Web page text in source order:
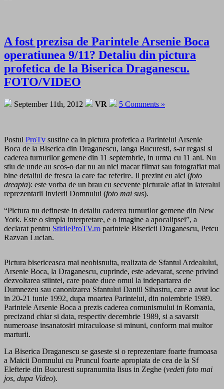
A fost prezisa de Parintele Arsenie Boca
operatiunea 9/11? Detaliu din pictura
profetica de la Biserica Draganescu.
FOTO/VIDEO
September 11th, 2012 VR 5 Comments »
Postul ProTv sustine ca in pictura profetica a Parintelui Arsenie
Boca de la Biserica din Draganescu, langa Bucuresti, s-ar regasi si
caderea turnurilor gemene din 11 septembrie, in urma cu 11 ani. Nu
stiu de unde au scos-o dar nu au nici macar filmat sau fotografiat mai
bine detaliul de fresca la care fac referire. Il prezint eu aici (foto
dreapta): este vorba de un brau cu secvente picturale aflat in lateralul
reprezentarii Invierii Domnului (foto mai sus).
“Pictura nu defineste in detaliu caderea turnurilor gemene din New
York. Este o simpla interpretare, e o imagine a apocalipsei”, a
declarat pentru StirileProTV.ro parintele Bisericii Draganescu, Petcu
Razvan Lucian.
Pictura bisericeasca mai neobisnuita, realizata de Sfantul Ardealului,
Arsenie Boca, la Draganescu, cuprinde, este adevarat, scene privind
dezvoltarea stiintei, care poate duce omul la indepartarea de
Dumnezeu sau canonizarea Sfantului Daniil Sihastru, care a avut loc
in 20-21 iunie 1992, dupa moartea Parintelui, din noiembrie 1989.
Parintele Arsenie Boca a prezis caderea comunismului in Romania,
precizand chiar si data, respectiv decembrie 1989, si a savarsit
numeroase insanatosiri miraculoase si minuni, conform mai multor
marturii.
La Biserica Draganescu se gaseste si o reprezentare foarte frumoasa
a Maicii Domnului cu Pruncul foarte apropiata de cea de la Sf
Elefterie din Bucuresti supranumita Iisus in Zeghe (vedeti foto mai
jos, dupa Video).